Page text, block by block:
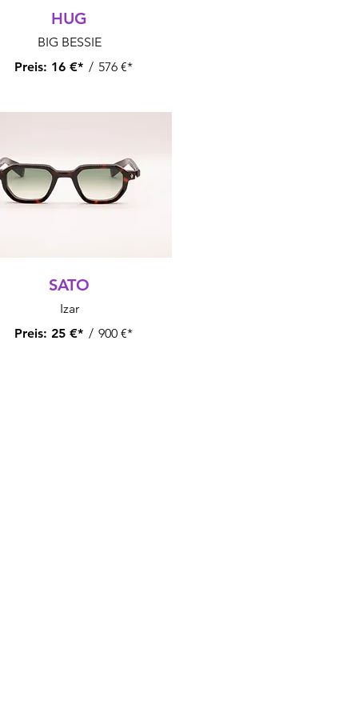
HUG
BIG BESSIE
Preis: 16 €* / 576 €*
SATO
Izar
Preis: 25 €* / 900 €*